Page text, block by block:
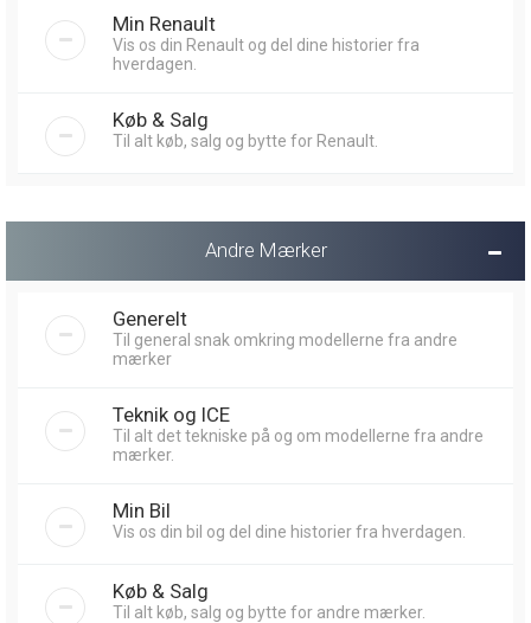
Min Renault
Vis os din Renault og del dine historier fra
hverdagen.
Køb & Salg
Til alt køb, salg og bytte for Renault.
Andre Mærker
Generelt
Til general snak omkring modellerne fra andre
mærker
Teknik og ICE
Til alt det tekniske på og om modellerne fra andre
mærker.
Min Bil
Vis os din bil og del dine historier fra hverdagen.
Køb & Salg
Til alt køb, salg og bytte for andre mærker.